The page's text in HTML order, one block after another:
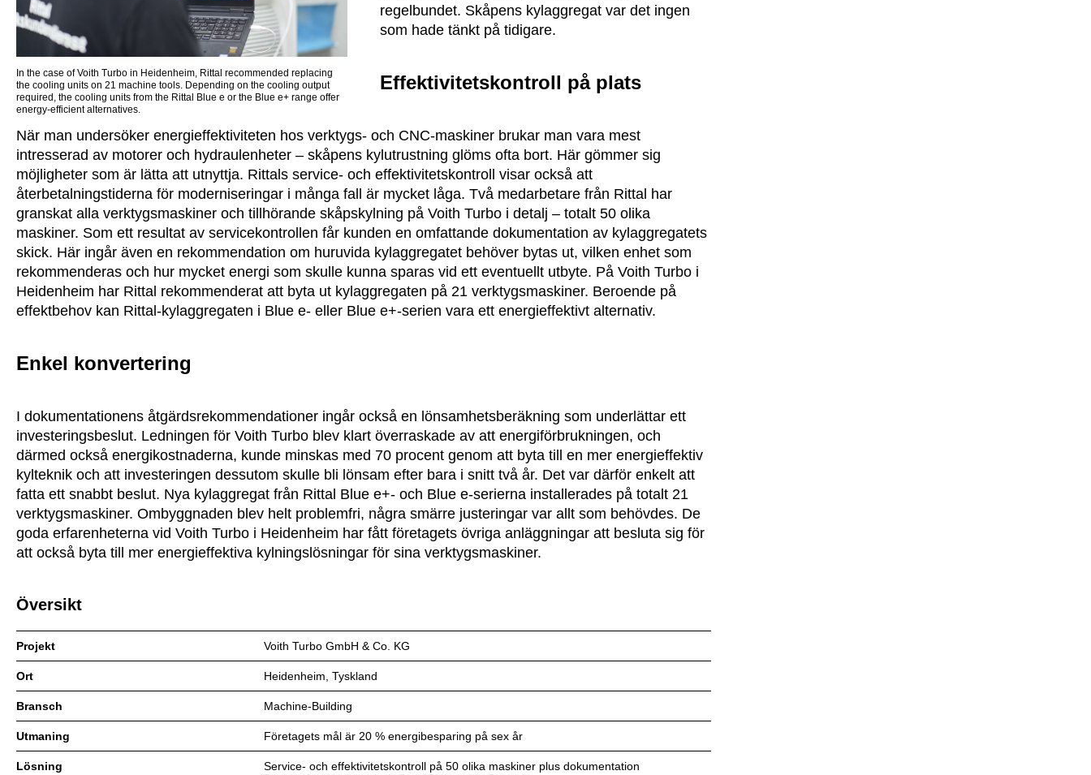
In the case of Voith Turbo in Heidenheim, Rittal recommended replacing
the cooling units on 21 machine tools. Depending on the cooling output
required, the cooling units from the Rittal Blue e or the Blue e+ range offer
energy-efficient alternatives.
regelbundet. Skåpens kylaggregat var det ingen
som hade tänkt på tidigare.
Effektivitetskontroll på plats
När man undersöker energieffektiviteten hos verktygs- och CNC-maskiner brukar man vara mest
intresserad av motorer och hydraulenheter – skåpens kylutrustning glöms ofta bort. Här gömmer sig
möjligheter som är lätta att utnyttja. Rittals service- och effektivitetskontroll visar också att
återbetalningstiderna för moderniseringar i många fall är mycket låga. Två medarbetare från Rittal har
granskat alla verktygsmaskiner och tillhörande skåpskylning på Voith Turbo i detalj – totalt 50 olika
maskiner. Som ett resultat av servicekontrollen får kunden en omfattande dokumentation av kylaggregatets
skick. Här ingår även en rekommendation om huruvida kylaggregatet behöver bytas ut, vilken enhet som
rekommenderas och hur mycket energi som skulle kunna sparas vid ett eventuellt utbyte. På Voith Turbo i
Heidenheim har Rittal rekommenderat att byta ut kylaggregaten på 21 verktygsmaskiner. Beroende på
effektbehov kan Rittal-kylaggregaten i Blue e- eller Blue e+-serien vara ett energieffektivt alternativ.
Enkel konvertering
I dokumentationens åtgärdsrekommendationer ingår också en lönsamhetsberäkning som underlättar ett
investeringsbeslut. Ledningen för Voith Turbo blev klart överraskade av att energiförbrukningen, och
därmed också energikostnaderna, kunde minskas med 70 procent genom att byta till en mer energieffektiv
kylteknik och att investeringen dessutom skulle bli lönsam efter bara i snitt två år. Det var därför enkelt att
fatta ett snabbt beslut. Nya kylaggregat från Rittal Blue e+- och Blue e-serierna installerades på totalt 21
verktygsmaskiner. Ombyggnaden blev helt problemfri, några smärre justeringar var allt som behövdes. De
goda erfarenheterna vid Voith Turbo i Heidenheim har fått företagets övriga anläggningar att besluta sig för
att också byta till mer energieffektiva kylningslösningar för sina verktygsmaskiner.
Översikt
Projekt Voith Turbo GmbH & Co. KG
Ort Heidenheim, Tyskland
Bransch Machine-Building
Utmaning Företagets mål är 20 % energibesparing på sex år
Lösning
Service- och effektivitetskontroll på 50 olika maskiner plus dokumentation